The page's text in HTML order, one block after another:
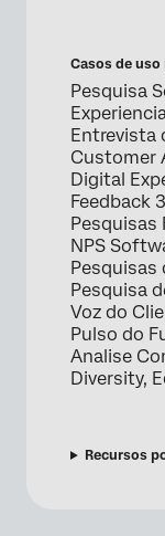
Casos de
Pesquisa
Entrevista
Customer
Digital
Feedback
Pesquisas
NPS
Pesquisas
Pesquisa
Voz do
Pulso do
Analise
Diversity,
Recursos